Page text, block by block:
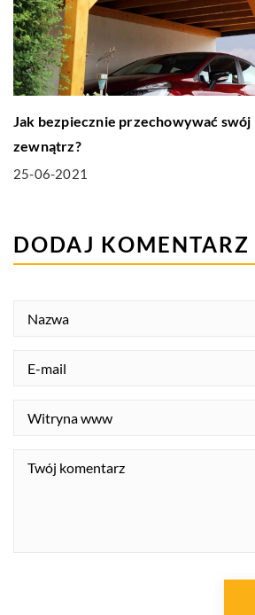
Jak bezpiecznie przechowywać swój
zewnątrz?
25-06-2021
DODAJ KOMENTARZ